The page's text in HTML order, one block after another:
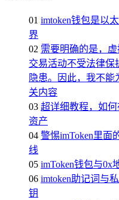
01 imtoken钱包是以
界
02 需要明确的是，
交易活动不受法律保
隐患。因此，我不能
关内容
03 超详细教程，如
资产
04 警惕imToken里面
线
05 imToken钱包与0x
06 imtoken助记词与
钥